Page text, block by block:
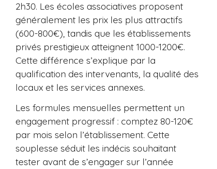
2h30. Les écoles associatives proposent
généralement les prix les plus attractifs
(600-800€), tandis que les établissements
privés prestigieux atteignent 1000-1200€.
Cette différence s’explique par la
qualification des intervenants, la qualité des
locaux et les services annexes.
Les formules mensuelles permettent un
engagement progressif : comptez 80-120€
par mois selon l’établissement. Cette
souplesse séduit les indécis souhaitant
tester avant de s’engager sur l’année